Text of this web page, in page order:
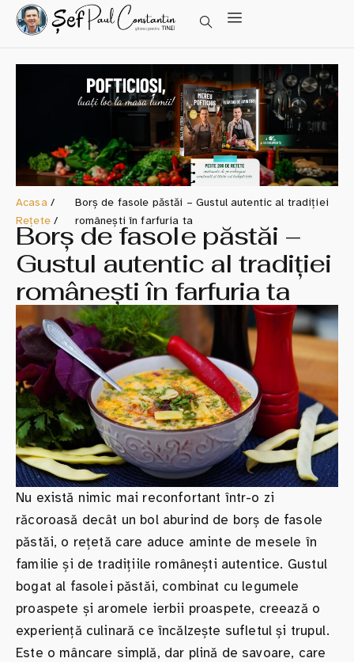
Acasa/
Rețete/
Borș de fasole păstăi – Gustul autentic al tradiției
românești în farfuria ta
Borș de fasole păstăi –
Gustul autentic al tradiției
românești în farfuria ta
Nu există nimic mai reconfortant într-o zi
răcoroasă decât un bol aburind de borș de fasole
păstăi, o rețetă care aduce aminte de mesele în
familie și de tradițiile românești autentice. Gustul
bogat al fasolei păstăi, combinat cu legumele
proaspete și aromele ierbii proaspete, creează o
experiență culinară ce încălzește sufletul și trupul.
Este o mâncare simplă, dar plină de savoare, care